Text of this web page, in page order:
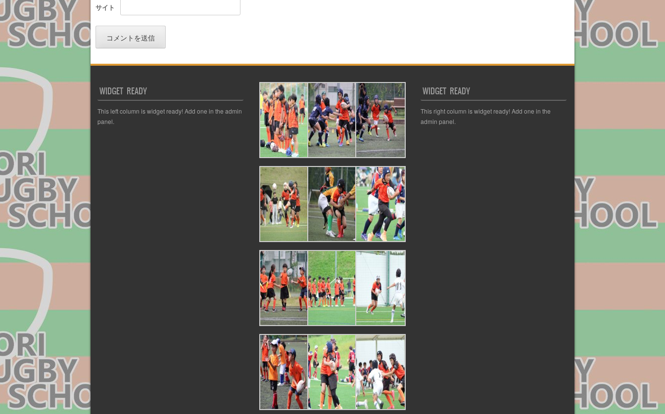
サイト
WIDGET READY
This left column is widget ready! Add one in the admin
panel.
WIDGET READY
This right column is widget ready! Add one in the
admin panel.